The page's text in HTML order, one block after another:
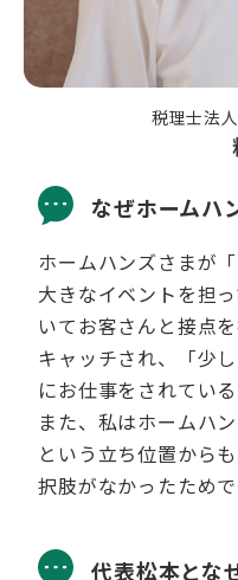
税理士法
なぜホームハ
ホームハンズさまが
大きなイベントを担
いてお客さんと接点
キャッチされ、「少
にお仕事をされている
また、私はホームハ
という立ち位置から
択肢がなかったためで
代表松本とな